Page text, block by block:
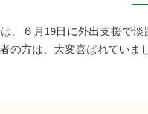
、６月19日に外出支援で
の方は、大変喜ばれていま